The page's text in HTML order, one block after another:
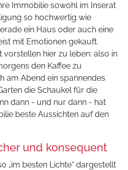
Immobilie sowohl im Inserat
so hochwertig wie
ein Haus oder auch eine
mit Emotionen gekauft.
vorstellen hier zu leben: also in
den Kaffee zu
am Abend ein spannendes
die Schaukel für die
dann - und nur dann - hat
beste Aussichten auf den
und konsequent
„im besten Lichte“ dargestellt